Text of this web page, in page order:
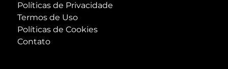
Políticas de Privacidade
Termos de Uso
Políticas de Cookies
Contato